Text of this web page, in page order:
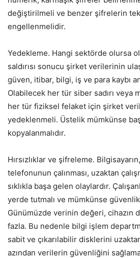
değiştirilmeli ve benzer şifrelerin
engellenmelidir.
Yedekleme. Hangi sektörde olursa
saldırısı sonucu şirket verilerinin
güven, itibar, bilgi, iş ve para kaybı
Olabilecek her tür siber sadırı veya
her tür fiziksel felaket için şirket
yedeklenmeli. Üstelik mümkünse
kopyalanmalıdır.
Hırsızlıklar ve şifreleme.
telefonunun çalınması, uzaktan
sıklıkla başa gelen olaylardır.
yerde tutmalı ve mümkünse
Günümüzde verinin değeri, cihazın
fazla. Bu nedenle bilgi işlem
sabit ve çıkarılabilir disklerini
azından verilerin güvenliğini